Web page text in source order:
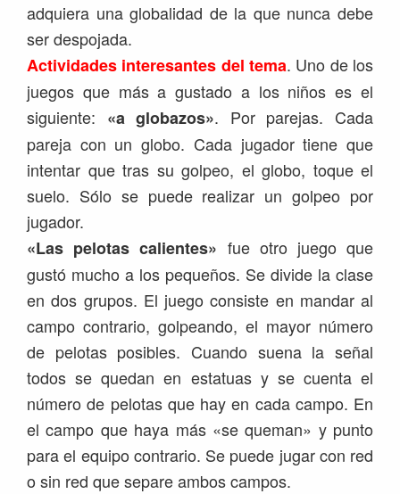
adquiera una globalidad de la que nunca debe
ser despojada.
Actividades interesantes del tema. Uno de los
juegos que más a gustado a los niños es el
siguiente: «a globazos». Por parejas. Cada
pareja con un globo. Cada jugador tiene que
intentar que tras su golpeo, el globo, toque el
suelo. Sólo se puede realizar un golpeo por
jugador.
«Las pelotas calientes» fue otro juego que
gustó mucho a los pequeños. Se divide la clase
en dos grupos. El juego consiste en mandar al
campo contrario, golpeando, el mayor número
de pelotas posibles. Cuando suena la señal
todos se quedan en estatuas y se cuenta el
número de pelotas que hay en cada campo. En
el campo que haya más «se queman» y punto
para el equipo contrario. Se puede jugar con red
o sin red que separe ambos campos.